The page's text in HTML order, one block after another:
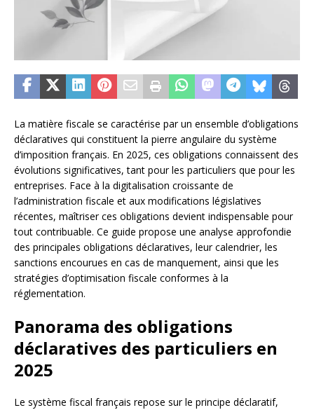
La matière fiscale se caractérise par un ensemble d’obligations
déclaratives qui constituent la pierre angulaire du système
d’imposition français. En 2025, ces obligations connaissent des
évolutions significatives, tant pour les particuliers que pour les
entreprises. Face à la digitalisation croissante de
l’administration fiscale et aux modifications législatives
récentes, maîtriser ces obligations devient indispensable pour
tout contribuable. Ce guide propose une analyse approfondie
des principales obligations déclaratives, leur calendrier, les
sanctions encourues en cas de manquement, ainsi que les
stratégies d’optimisation fiscale conformes à la
réglementation.
Panorama des obligations
déclaratives des particuliers en
2025
Le système fiscal français repose sur le principe déclaratif,